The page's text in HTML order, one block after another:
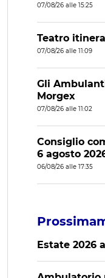
07/08/26 alle 15:25
Teatro
07/08/26 alle 11:09
Gli
Morgex
07/08/26 alle 11:02
Consiglio
6 agosto
06/08/26 alle 17:35
Estate 2026